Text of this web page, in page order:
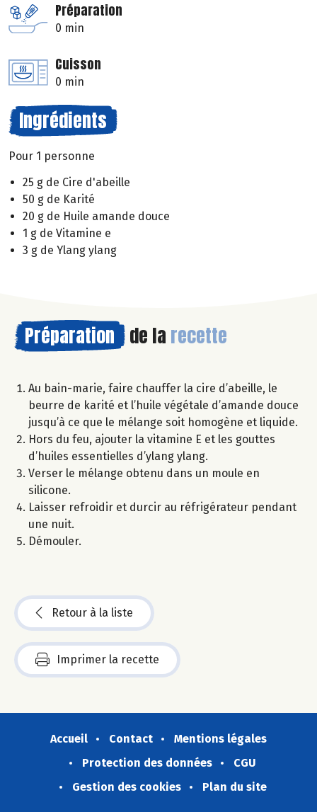
Préparation
0 min
Cuisson
0 min
Ingrédients
Pour 1 personne
25 g de Cire d'abeille
50 g de Karité
20 g de Huile amande douce
1 g de Vitamine e
3 g de Ylang ylang
Préparation de la recette
Au bain-marie, faire chauffer la cire d’abeille, le
beurre de karité et l’huile végétale d’amande douce
jusqu’à ce que le mélange soit homogène et liquide.
Hors du feu, ajouter la vitamine E et les gouttes
d’huiles essentielles d’ylang ylang.
Verser le mélange obtenu dans un moule en
silicone.
Laisser refroidir et durcir au réfrigérateur pendant
une nuit.
Démouler.
Retour à la liste
Imprimer la recette
Accueil Contact
Mentions légales
Protection des données
CGU
Gestion des cookies
Plan du site